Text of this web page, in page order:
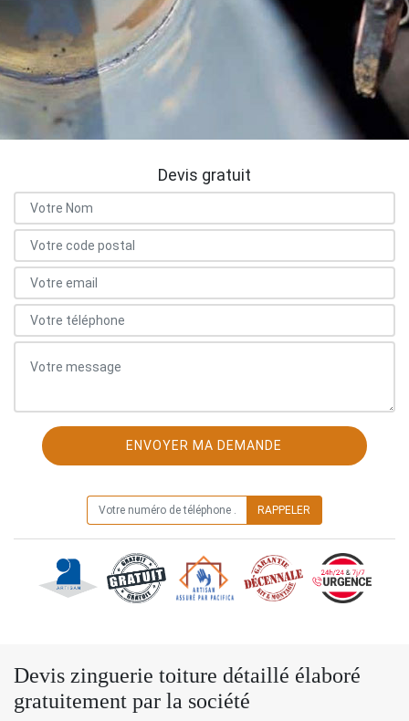
Devis gratuit
Devis zinguerie toiture détaillé élaboré
gratuitement par la société